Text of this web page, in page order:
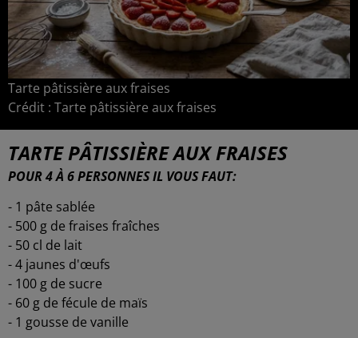
Tarte pâtissière aux fraises
Crédit : Tarte pâtissière aux fraises
TARTE PÂTISSIÈRE AUX FRAISES
POUR 4 À 6 PERSONNES IL VOUS FAUT:
- 1 pâte sablée
- 500 g de fraises fraîches
- 50 cl de lait
- 4 jaunes d'œufs
- 100 g de sucre
- 60 g de fécule de maïs
- 1 gousse de vanille